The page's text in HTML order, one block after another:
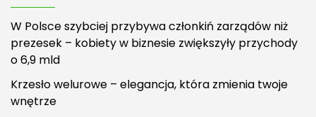
W Polsce szybciej przybywa członkiń zarządów niż
prezesek – kobiety w biznesie zwiększyły przychody
o 6,9 mld
Krzesło welurowe – elegancja, która zmienia twoje
wnętrze